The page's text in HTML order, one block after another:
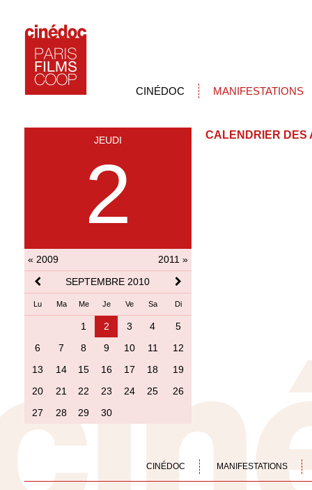
CINÉDOC MANIFESTATIONS
JEUDI
2
« 2009
2011 »
SEPTEMBRE 2010
Lu Ma Me Je Ve Sa Di
1 2 3 4
5
6
7 8 9 10 11
12
13
14 15 16 17 18
19
20
21 22 23 24 25
26
27
28 29 30
CALENDRIER DES
CINÉDOC MANIFESTATIONS